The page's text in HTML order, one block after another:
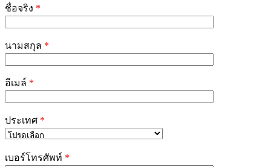
leave
this
field
ชื่อจริง *
นามสกุล *
อีเมล์ *
ประเทศ *
เบอร์โทรศัพท์ *